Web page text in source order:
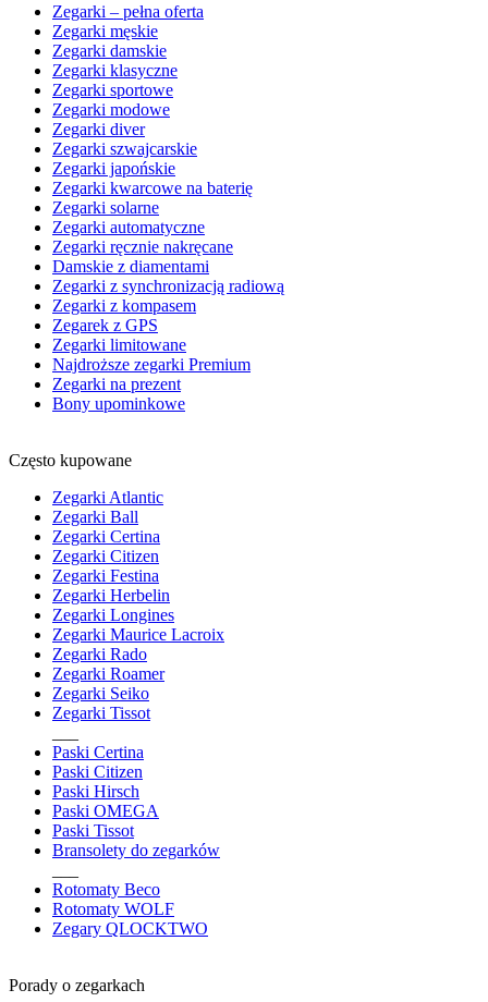
Zegarki – pełna oferta
Zegarki męskie
Zegarki damskie
Zegarki klasyczne
Zegarki sportowe
Zegarki modowe
Zegarki diver
Zegarki szwajcarskie
Zegarki japońskie
Zegarki kwarcowe na baterię
Zegarki solarne
Zegarki automatyczne
Zegarki ręcznie nakręcane
Damskie z diamentami
Zegarki z synchronizacją radiową
Zegarki z kompasem
Zegarek z GPS
Zegarki limitowane
Najdroższe zegarki Premium
Zegarki na prezent
Bony upominkowe
Często kupowane
Zegarki Atlantic
Zegarki Ball
Zegarki Certina
Zegarki Citizen
Zegarki Festina
Zegarki Herbelin
Zegarki Longines
Zegarki Maurice Lacroix
Zegarki Rado
Zegarki Roamer
Zegarki Seiko
Zegarki Tissot
Paski Certina
Paski Citizen
Paski Hirsch
Paski OMEGA
Paski Tissot
Bransolety do zegarków
Rotomaty Beco
Rotomaty WOLF
Zegary QLOCKTWO
Porady o zegarkach